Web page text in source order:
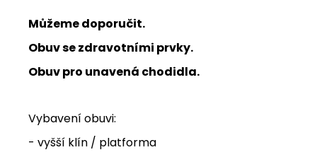
Můžeme doporučit.
Obuv se zdravotními prvky.
Obuv pro unavená chodidla.
Vybavení obuvi:
- vyšší klín / platforma